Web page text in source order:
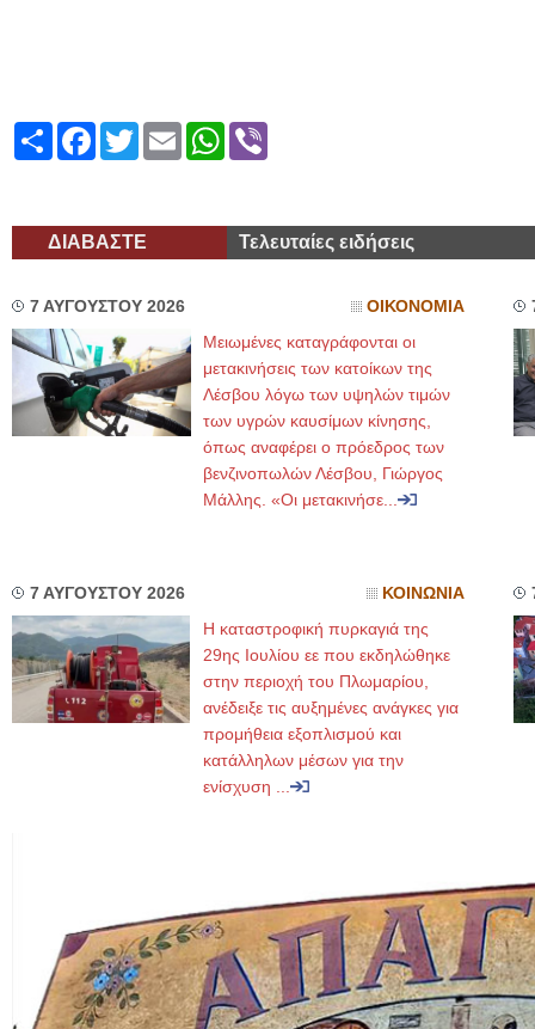
ShareFacebook
TwitterEmailWhatsApp
ΔΙΑΒΑΣΤΕ Τελευταίες ειδήσεις
7 ΑΥΓΟΥΣΤΟΥ 2026 ΟΙΚΟΝΟΜΙΑ
Μειωμένες καταγράφονται οι
μετακινήσεις των κατοίκων της
Λέσβου λόγω των υψηλών τιμών
των υγρών καυσίμων κίνησης,
όπως αναφέρει ο πρόεδρος των
βενζινοπωλών Λέσβου, Γιώργος
Μάλλης. «Οι μετακινήσε...
7 ΑΥΓΟΥΣΤΟΥ 2026 ΚΟΙΝΩΝΙΑ
Η καταστροφική πυρκαγιά της
29ης Ιουλίου εε που εκδηλώθηκε
στην περιοχή του Πλωμαρίου,
ανέδειξε τις αυξημένες ανάγκες για
προμήθεια εξοπλισμού και
κατάλληλων μέσων για την
ενίσχυση ...